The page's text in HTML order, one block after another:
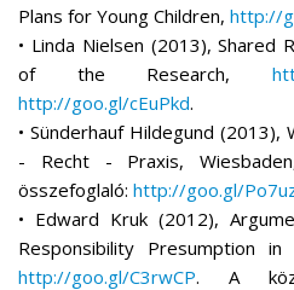
Plans for Young Children, http://
• Linda Nielsen (2013), Shared
of the Research,
http://goo.gl/cEuPkd.
• Sünderhauf Hildegund (2013),
- Recht - Praxis,
összefoglaló: http://goo.gl/
• Edward Kruk (2012),
Responsibility Presumption
http://goo.gl/C3rwCP. A